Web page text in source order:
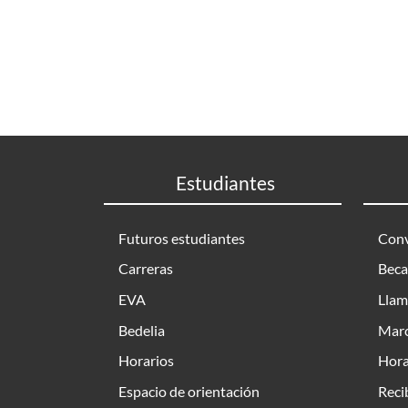
Estudiantes
Futuros estudiantes
Carreras
EVA
Bedelia
Horarios
Espacio de orientación